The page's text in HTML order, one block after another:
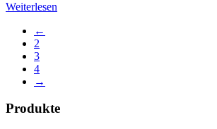
Weiterlesen
←
2
3
4
→
Produkte